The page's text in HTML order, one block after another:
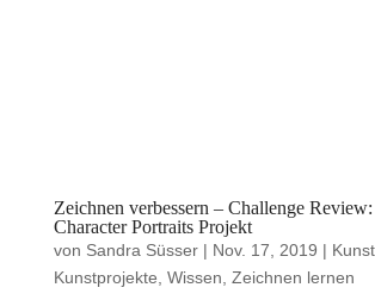
Zeichnen verbessern – Challenge
Character Portraits Projekt
von Sandra Süsser| Nov. 17, 2019 | Kunst,
Kunstprojekte Wissen Zeichnen lernen